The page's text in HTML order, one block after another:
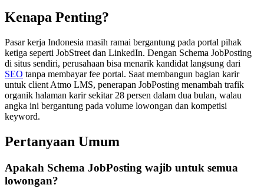
Kenapa Penting?
Pasar kerja Indonesia masih ramai bergantung pada portal pihak
ketiga seperti JobStreet dan LinkedIn. Dengan Schema JobPosting
di situs sendiri, perusahaan bisa menarik kandidat langsung dari
SEO tanpa membayar fee portal. Saat membangun bagian karir
untuk client Atmo LMS, penerapan JobPosting menambah trafik
organik halaman karir sekitar 28 persen dalam dua bulan, walau
angka ini bergantung pada volume lowongan dan kompetisi
keyword.
Pertanyaan Umum
Apakah Schema JobPosting wajib untuk semua
lowongan?